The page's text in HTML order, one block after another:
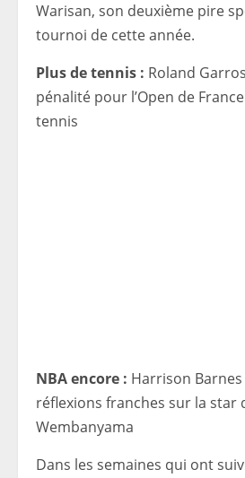
Warisan, son deuxième pire
tournoi de cette année.
Plus de tennis : Roland
pénalité pour l’Open de
tennis
NBA encore : Harrison
réflexions franches sur la star
Wembanyama
Dans les semaines qui ont